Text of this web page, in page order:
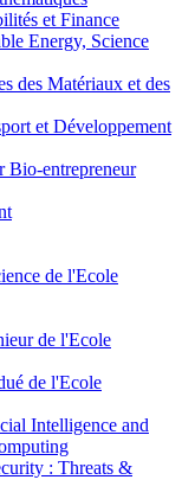
et Finance
Energy, Science
des Matériaux et des
et Développement
entrepreneur
de l'Ecole
de l'Ecole
de l'Ecole
Intelligence and
: Threats &